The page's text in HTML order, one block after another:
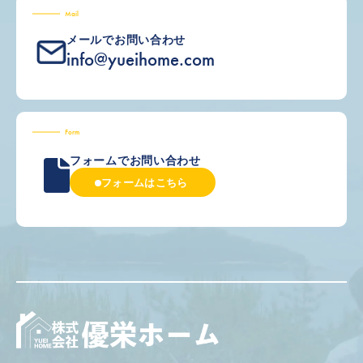
Mail
メールでお問い合わせ
info@yueihome.com
Form
フォームでお問い合わせ
フォームはこちら